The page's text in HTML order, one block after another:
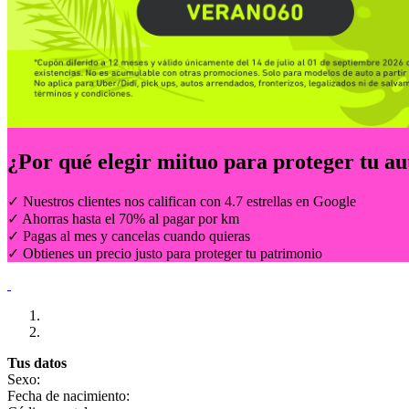
¿Por qué elegir miituo para proteger tu
✓ Nuestros clientes nos califican con 4.7 estrellas en Google
✓ Ahorras hasta el 70% al pagar por km
✓ Pagas al mes y cancelas cuando quieras
✓ Obtienes un precio justo para proteger tu patrimonio
Tus datos
Sexo:
Fecha de nacimiento: